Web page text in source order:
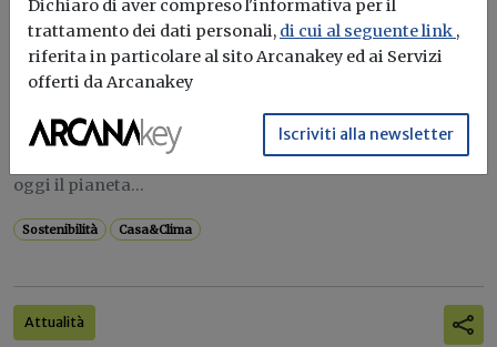
Attualità
Earth Overshoot Day 2026, il 30 luglio
l’umanità esaurisce le risorse della Terra
Il WWF lancia l’allarme sul consumo di risorse naturali:
oggi il pianeta...
Sostenibilità Casa&Clima
Attualità
Dichiaro di aver compreso l'informativa per il
trattamento dei dati personali, di cui al seguente link ,
riferita in particolare al sito Arcanakey ed ai Servizi
offerti da Arcanakey
Iscriviti alla newsletter